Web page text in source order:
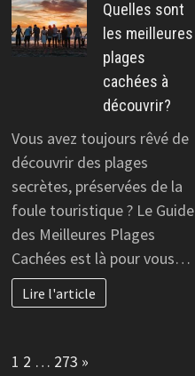
Quelles sont
les meilleures
plages
cachées à
découvrir?
Vous avez toujours rêvé de
découvrir des plages
secrètes, préservées de la
foule touristique ? Le Guide
des Meilleures Plages
Cachées est là pour vous…
Lire l'article
Page:
1 2 … 273 Next
»